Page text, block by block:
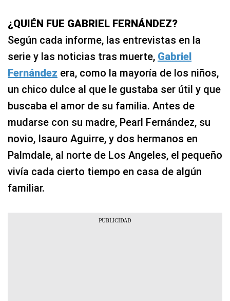
¿QUIÉN FUE GABRIEL FERNÁNDEZ?
Según cada informe, las entrevistas en la
serie y las noticias tras muerte, Gabriel
Fernández era, como la mayoría de los niños,
un chico dulce al que le gustaba ser útil y que
buscaba el amor de su familia. Antes de
mudarse con su madre, Pearl Fernández, su
novio, Isauro Aguirre, y dos hermanos en
Palmdale, al norte de Los Angeles, el pequeño
vivía cada cierto tiempo en casa de algún
familiar.